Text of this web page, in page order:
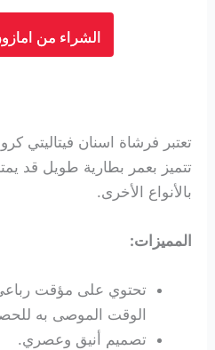
الشراء من
تعتبر فرشاة اسنان فيتاليتي
بالأنواع الأخرى.
المميزات:
تحتوي على مؤقت
الوقت الموصى به
تصميم أنيق وعصري.